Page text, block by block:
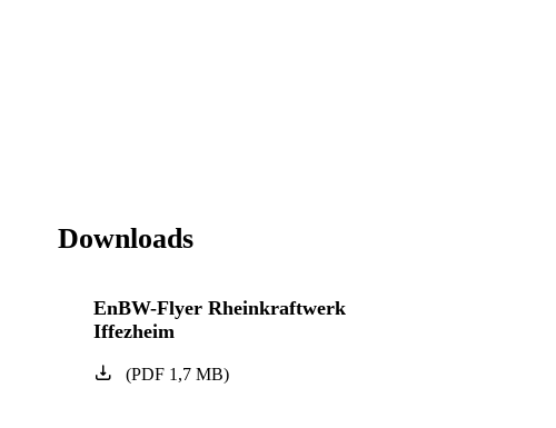
Downloads
EnBW-Flyer Rheinkraftwerk
Iffezheim
(PDF1,7 MB)